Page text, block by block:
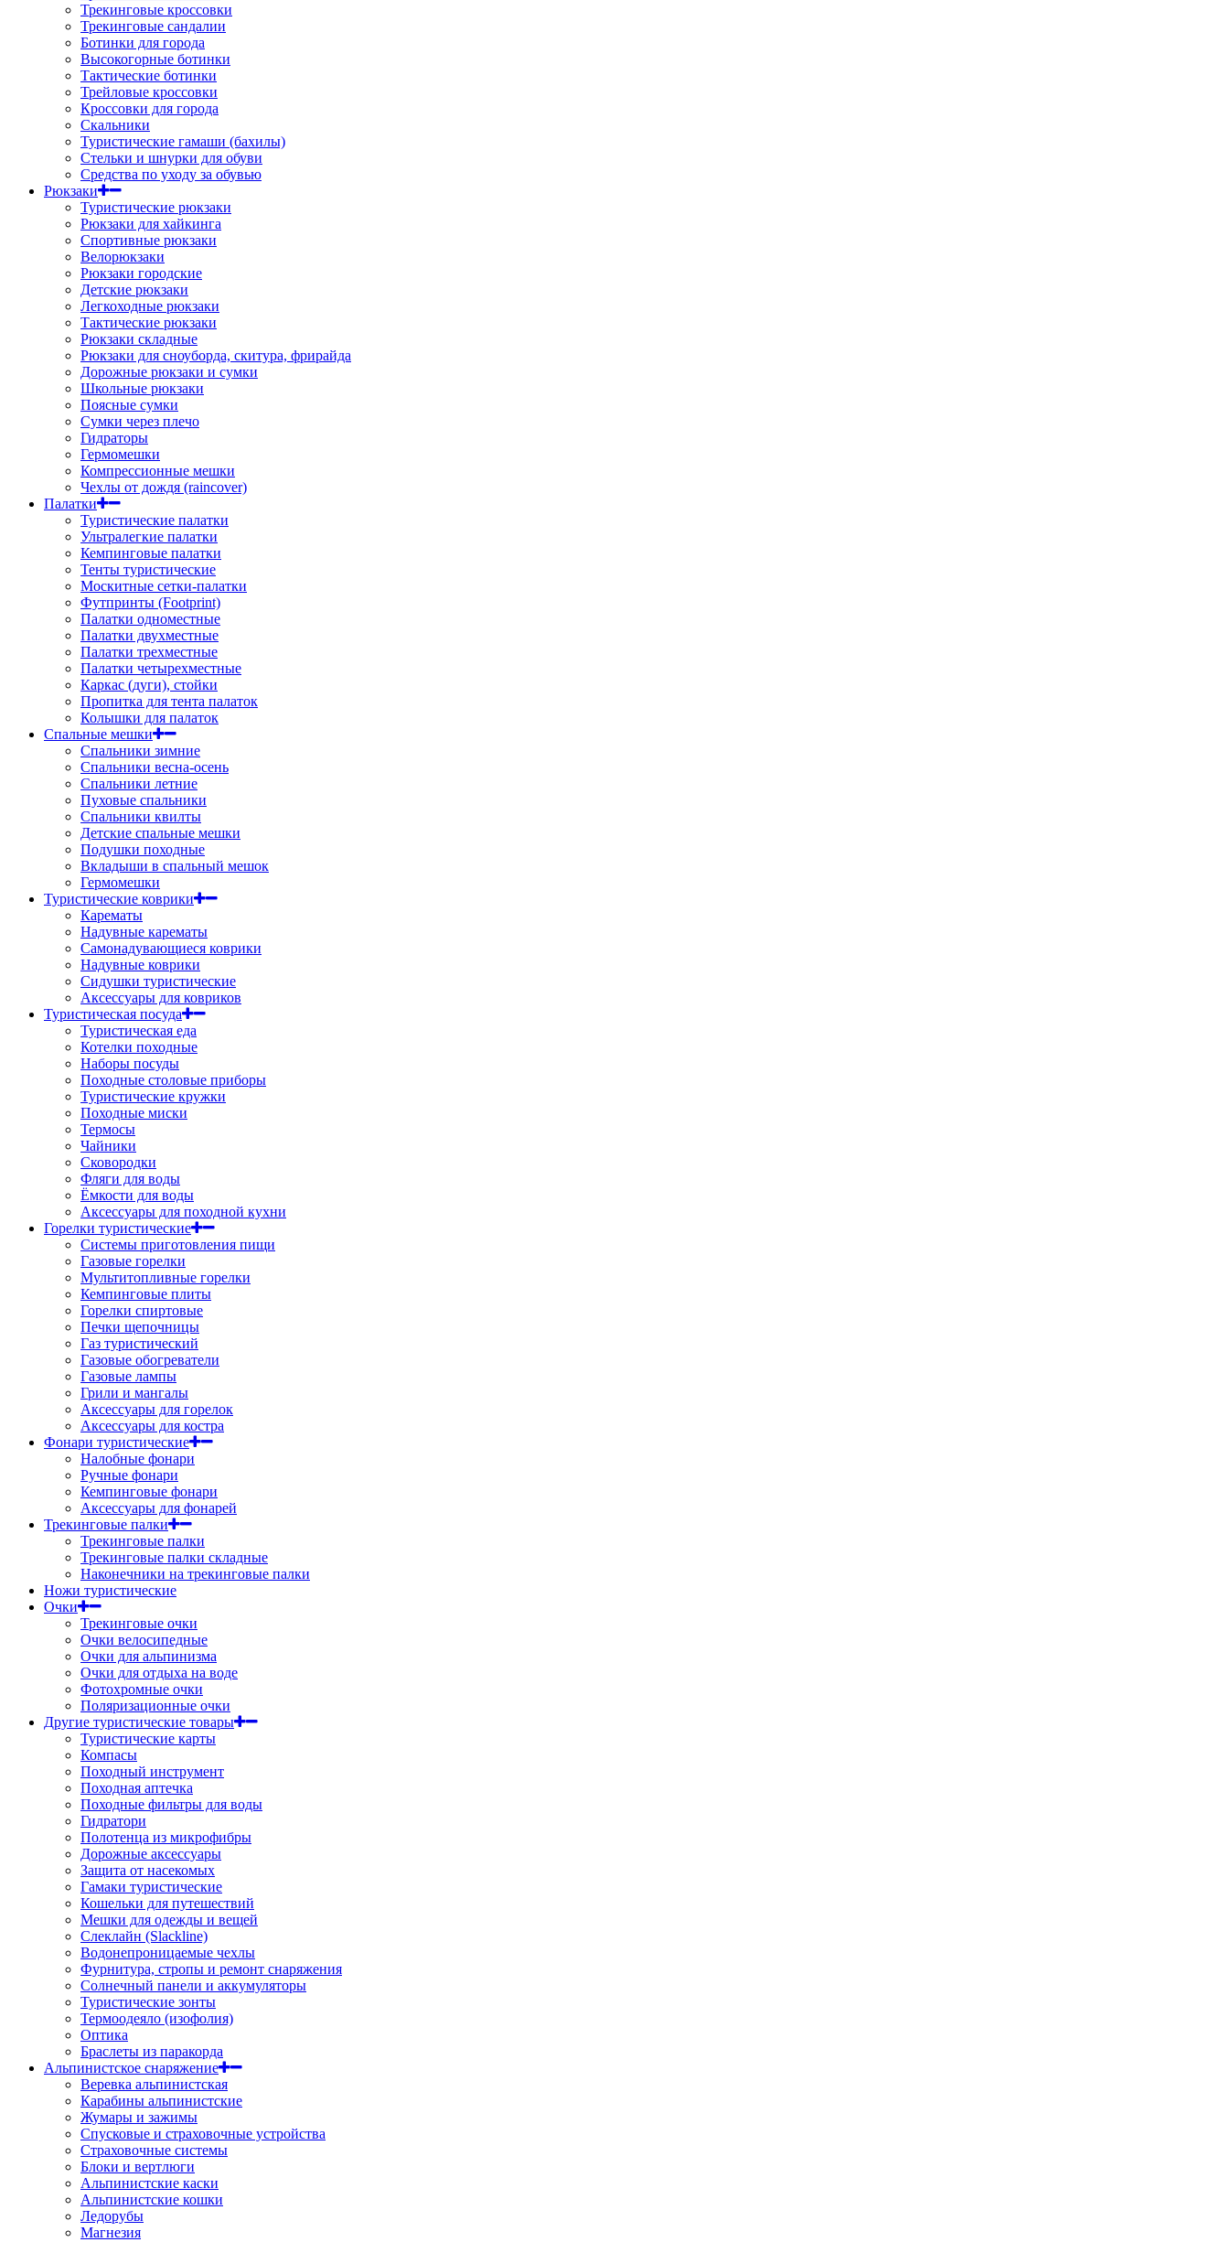
Трекинговые кроссовки
Трекинговые сандалии
Ботинки для города
Высокогорные ботинки
Тактические ботинки
Трейловые кроссовки
Кроссовки для города
Скальники
Туристические гамаши (бахилы)
Стельки и шнурки для обуви
Средства по уходу за обувью
Рюкзаки
Туристические рюкзаки
Рюкзаки для хайкинга
Спортивные рюкзаки
Велорюкзаки
Рюкзаки городские
Детские рюкзаки
Легкоходные рюкзаки
Тактические рюкзаки
Рюкзаки складные
Рюкзаки для сноуборда, скитура, фрирайда
Дорожные рюкзаки и сумки
Школьные рюкзаки
Поясные сумки
Сумки через плечо
Гидраторы
Гермомешки
Компрессионные мешки
Чехлы от дождя (raincover)
Палатки
Туристические палатки
Ультралегкие палатки
Кемпинговые палатки
Тенты туристические
Москитные сетки-палатки
Футпринты (Footprint)
Палатки одноместные
Палатки двухместные
Палатки трехместные
Палатки четырехместные
Каркас (дуги), стойки
Пропитка для тента палаток
Колышки для палаток
Спальные мешки
Спальники зимние
Спальники весна-осень
Спальники летние
Пуховые спальники
Спальники квилты
Детские спальные мешки
Подушки походные
Вкладыши в спальный мешок
Гермомешки
Туристические коврики
Карематы
Надувные карематы
Самонадувающиеся коврики
Надувные коврики
Сидушки туристические
Аксессуары для ковриков
Туристическая посуда
Туристическая еда
Котелки походные
Наборы посуды
Походные столовые приборы
Туристические кружки
Походные миски
Термосы
Чайники
Сковородки
Фляги для воды
Ёмкости для воды
Аксессуары для походной кухни
Горелки туристические
Системы приготовления пищи
Газовые горелки
Мультитопливные горелки
Кемпинговые плиты
Горелки спиртовые
Печки щепочницы
Газ туристический
Газовые обогреватели
Газовые лампы
Грили и мангалы
Аксессуары для горелок
Аксессуары для костра
Фонари туристические
Налобные фонари
Ручные фонари
Кемпинговые фонари
Аксессуары для фонарей
Трекинговые палки
Трекинговые палки
Трекинговые палки складные
Наконечники на трекинговые палки
Ножи туристические
Очки
Трекинговые очки
Очки велосипедные
Очки для альпинизма
Очки для отдыха на воде
Фотохромные очки
Поляризационные очки
Другие туристические товары
Туристические карты
Компасы
Походный инструмент
Походная аптечка
Походные фильтры для воды
Гидратори
Полотенца из микрофибры
Дорожные аксессуары
Защита от насекомых
Гамаки туристические
Кошельки для путешествий
Мешки для одежды и вещей
Слеклайн (Slackline)
Водонепроницаемые чехлы
Фурнитура, стропы и ремонт снаряжения
Солнечный панели и аккумуляторы
Туристические зонты
Термоодеяло (изофолия)
Оптика
Браслеты из паракорда
Альпинистское снаряжение
Веревка альпинистская
Карабины альпинистские
Жумары и зажимы
Спусковые и страховочные устройства
Страховочные системы
Блоки и вертлюги
Альпинистские каски
Альпинистские кошки
Ледорубы
Магнезия